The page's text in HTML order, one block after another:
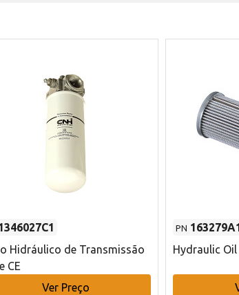
Hidráulico de Transmissão
CE
Ver Preço
PN
Hydraulic Oil